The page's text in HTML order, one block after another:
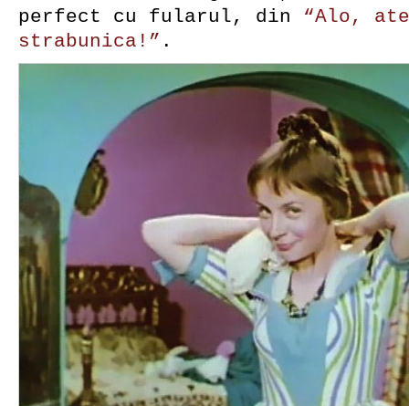
perfect cu fularul, din “Alo,
strabunica!” .